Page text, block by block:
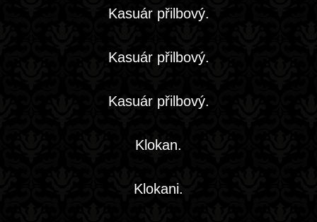
Kasuár přilbový.
Kasuár přilbový.
Kasuár přilbový.
Klokan.
Klokani.